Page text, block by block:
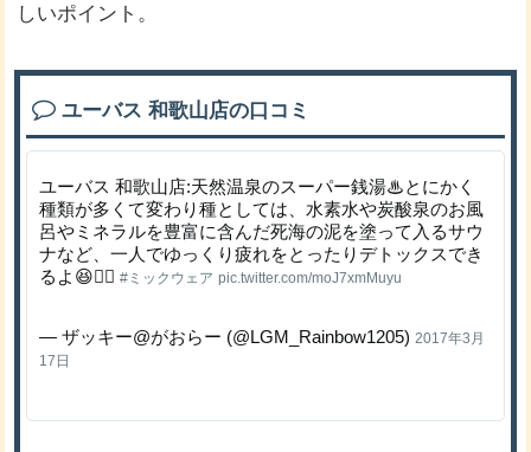
しいポイント。
ユーバス 和歌山店の口コミ
ユーバス 和歌山店:天然温泉のスーパー銭湯♨とにかく
種類が多くて変わり種としては、水素水や炭酸泉のお風
呂やミネラルを豊富に含んだ死海の泥を塗って入るサウ
ナなど、一人でゆっくり疲れをとったりデトックスでき
るよ😆👍🏻#ミックウェア pic.twitter.com/moJ7xmMuyu
— ザッキー@がおらー (@LGM_Rainbow1205) 2017年3月
17日